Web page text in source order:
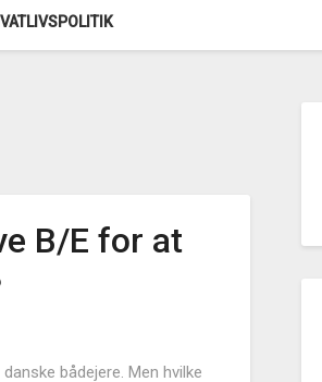
B/E for at
bådejere. Men hvilke